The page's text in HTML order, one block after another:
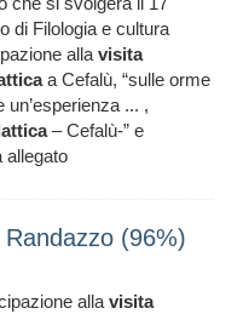
di Filologia e cultura
allavisita
a Cefalù, “sulle orme
... ,
– Cefalù-” e
allegato
(96%)
allavisita